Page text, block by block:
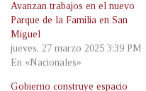
Avanzan trabajos en el nuevo
Parque de la Familia en San
Miguel
jueves, 27 marzo 2025 3:39 PM
En «Nacionales»
Gobierno construye espacio